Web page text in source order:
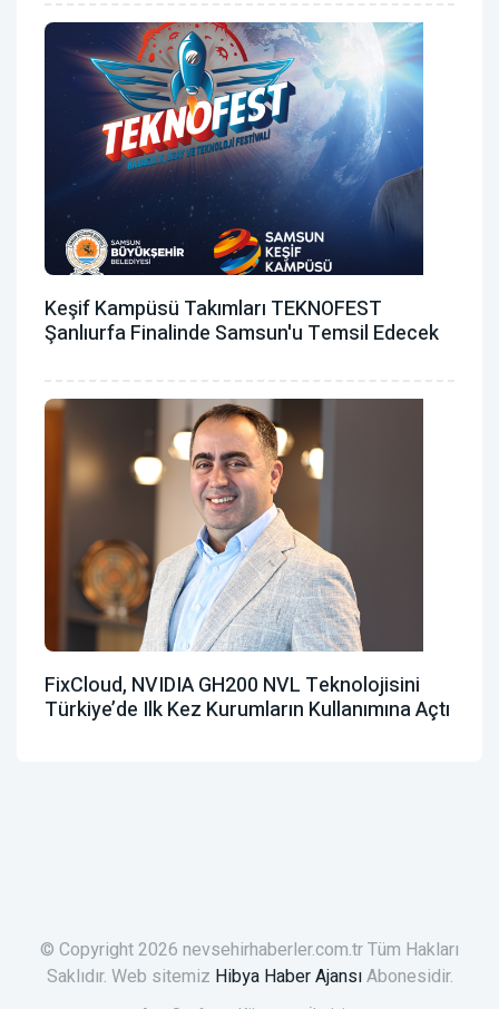
Keşif Kampüsü Takımları TEKNOFEST
Şanlıurfa Finalinde Samsun'u Temsil Edecek
FixCloud, NVIDIA GH200 NVL Teknolojisini
Türkiye’de Ilk Kez Kurumların Kullanımına Açtı
© Copyright 2026 nevsehirhaberler.com.tr Tüm Hakları
Saklıdır. Web sitemiz Hibya Haber AjansıAbonesidir.